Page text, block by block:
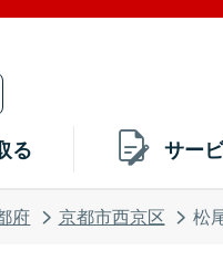
る サー
府 京都市西京区 松